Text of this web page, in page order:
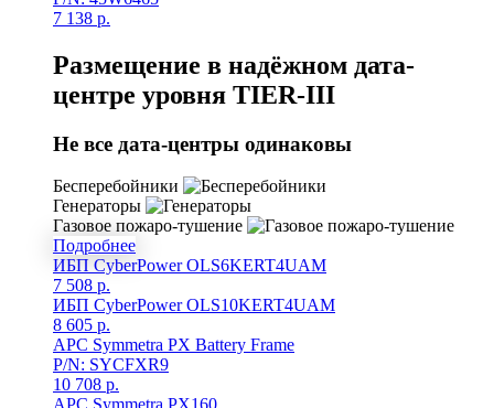
7 138 р.
Размещение в надёжном дата-
центре уровня TIER-III
Не все дата-центры одинаковы
Бесперебойники
Генераторы
Газовое пожаро-тушение
Подробнее
ИБП CyberPower OLS6KERT4UAМ
7 508 р.
ИБП CyberPower OLS10KERT4UAМ
8 605 р.
APC Symmetra PX Battery Frame
P/N: SYCFXR9
10 708 р.